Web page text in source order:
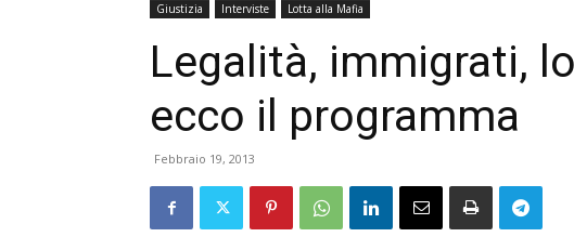
Giustizia Interviste Lotta alla Mafia
Legalità, immigrati,
ecco il programma
Febbraio 19, 2013